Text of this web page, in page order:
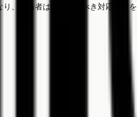
、担当者は次に見るべき対応だけを